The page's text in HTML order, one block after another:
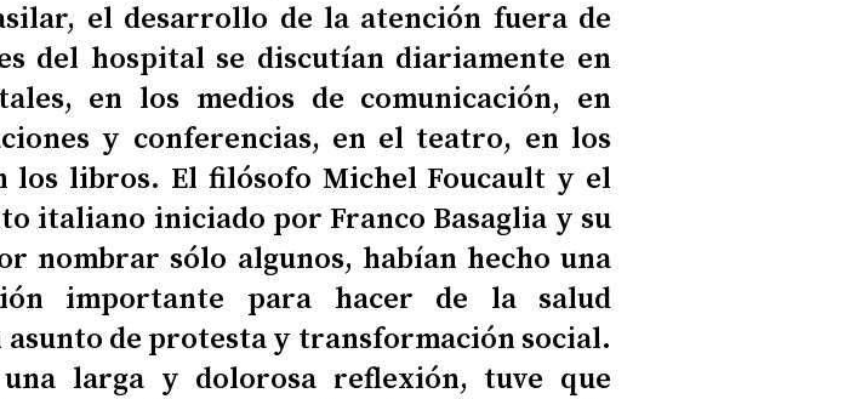
el desarrollo de la atención fuera de
del hospital se discutían diariamente en
en los medios de comunicación, en
y conferencias, en el teatro, en los
los libros. El filósofo Michel Foucault y el
italiano iniciado por Franco Basaglia y su
nombrar sólo algunos, habían hecho una
importante para hacer de la salud
asunto de protesta y transformación social.
larga y dolorosa reflexión, tuve que